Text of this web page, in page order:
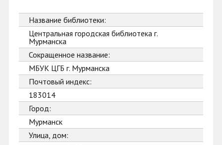
Название библиотеки:
Центральная городская библиотека г.
Мурманска
Сокращенное название:
МБУК ЦГБ г. Мурманска
Почтовый индекс:
183014
Город:
Мурманск
Улица, дом: